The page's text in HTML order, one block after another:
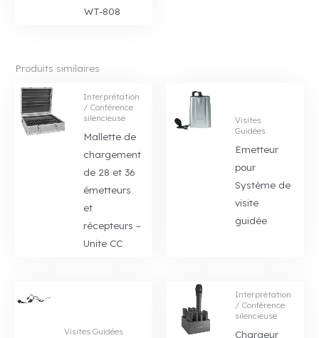
WT-808
Produits similaires
Interprétation
/ Conférence
silencieuse
Mallette de
chargement
de 28 et 36
émetteurs
et
récepteurs –
Unite CC
Visites
Guidées
Emetteur
pour
Système de
visite
guidée
Visites Guidées
Interprétation
/ Conférence
silencieuse
Chargeur